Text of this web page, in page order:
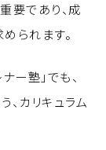
要であり、成
られます。
ー塾」でも、
カリキュラム